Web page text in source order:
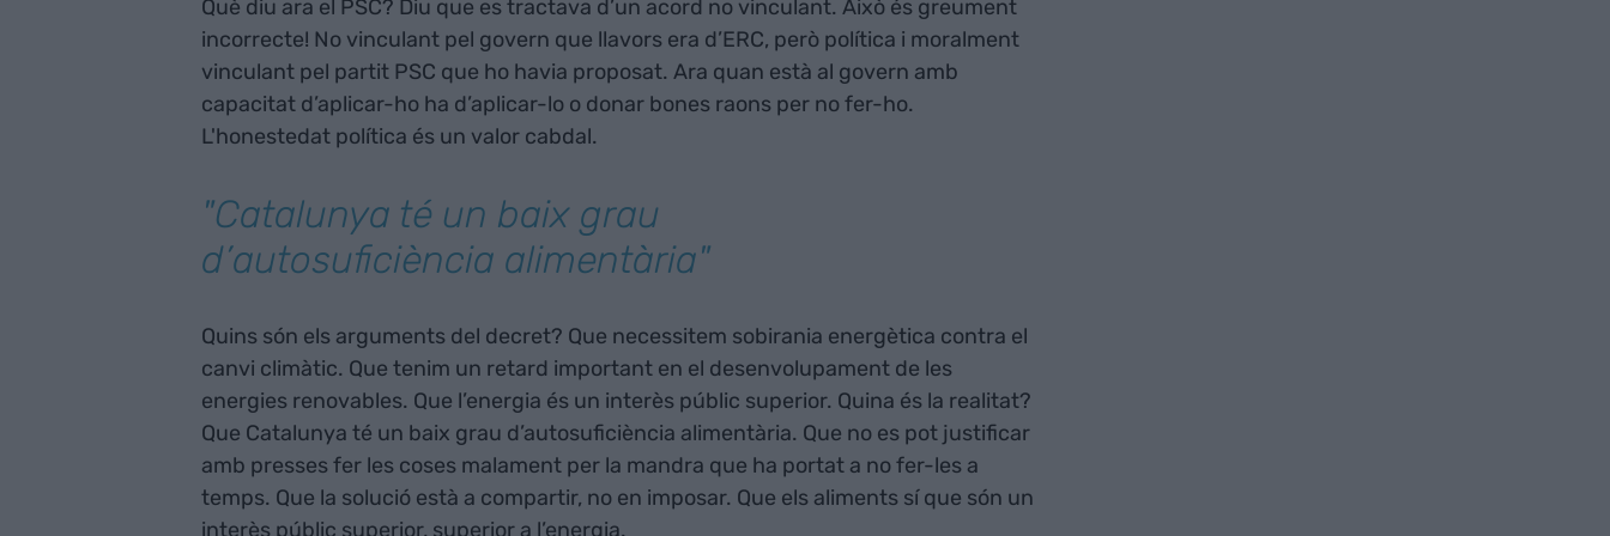
Què diu ara el PSC? Diu que es tractava d’un acord no vinculant. Això és greument
incorrecte! No vinculant pel govern que llavors era d’ERC, però política i moralment
vinculant pel partit PSC que ho havia proposat. Ara quan està al govern amb
capacitat d’aplicar-ho ha d’aplicar-lo o donar bones raons per no fer-ho.
L'honestedat política és un valor cabdal.
"Catalunya té un baix grau
d’autosuficiència alimentària"
Quins són els arguments del decret? Que necessitem sobirania energètica contra el
canvi climàtic. Que tenim un retard important en el desenvolupament de les
energies renovables. Que l’energia és un interès públic superior. Quina és la realitat?
Que Catalunya té un baix grau d’autosuficiència alimentària. Que no es pot justificar
amb presses fer les coses malament per la mandra que ha portat a no fer-les a
temps. Que la solució està a compartir, no en imposar. Que els aliments sí que són un
interès públic superior, superior a l’energia.